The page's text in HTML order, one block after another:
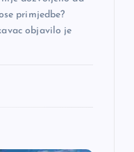
primjedbe?
objavilo je